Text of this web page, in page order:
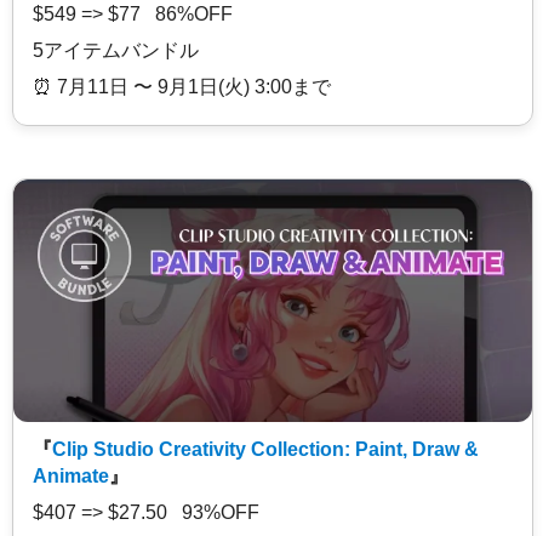
$549 => $77 86%OFF
5アイテムバンドル
⏰️ 7月11日 〜 9月1日(火) 3:00まで
『Clip Studio Creativity Collection: Paint, Draw &
Animate 』
$407 => $27.50 93%OFF